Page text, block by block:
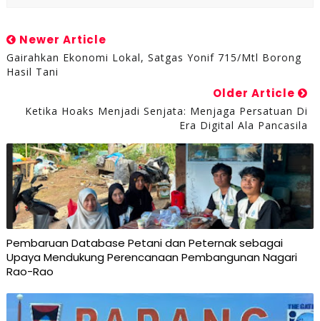
Newer Article
Gairahkan Ekonomi Lokal, Satgas Yonif 715/Mtl Borong
Hasil Tani
Older Article
Ketika Hoaks Menjadi Senjata: Menjaga Persatuan Di
Era Digital Ala Pancasila
Pembaruan Database Petani dan Peternak sebagai
Upaya Mendukung Perencanaan Pembangunan Nagari
Rao-Rao